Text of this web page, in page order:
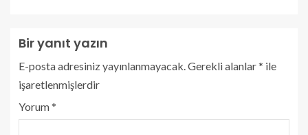
Bir yanıt yazın
E-posta adresiniz yayınlanmayacak. Gerekli alanlar* ile
işaretlenmişlerdir
Yorum*